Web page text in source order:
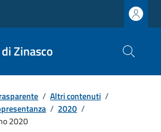
Zinasco
/ Altri contenuti /
/ 2020 /
2020